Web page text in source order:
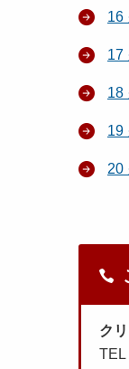
16
17
18
19
20
ク
TEL